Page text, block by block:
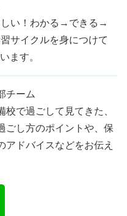
しい！わかる→できる→
サイクルを身につけて
ます。
チーム
校で過ごして見てきた、
ごし方のポイントや、保
アドバイスなどをお伝え